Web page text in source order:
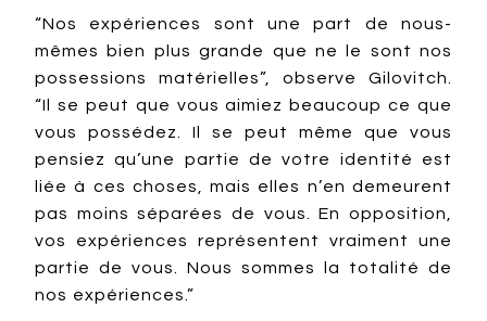
“Nos expériences sont une part de nous-
mêmes bien plus grande que ne le sont nos
possessions matérielles”, observe Gilovitch.
“Il se peut que vous aimiez beaucoup ce que
vous possédez. Il se peut même que vous
pensiez qu’une partie de votre identité est
liée à ces choses, mais elles n’en demeurent
pas moins séparées de vous. En opposition,
vos expériences représentent vraiment une
partie de vous. Nous sommes la totalité de
nos expériences.”